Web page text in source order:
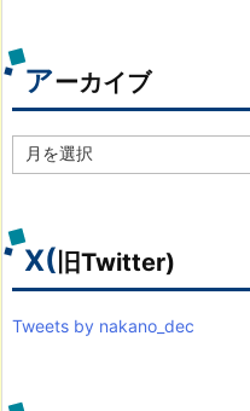
別
アーカイブ
ー
ブ
X( 旧Twitter)
Tweets by nakano_dec